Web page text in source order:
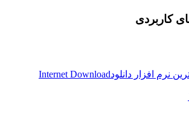
کاربردی
Internet Download